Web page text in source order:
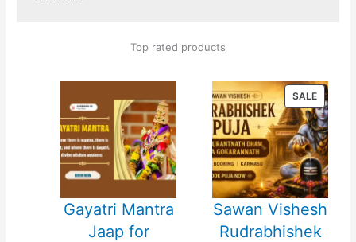
Top rated products
Gayatri Mantra
Jaap for
SALE
ON
SALE
Sawan Vishesh
Rudrabhishek